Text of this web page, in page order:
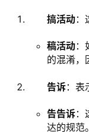
搞活动：
稿活动：
的混淆，
告诉：表
告告诉：
达的规范。